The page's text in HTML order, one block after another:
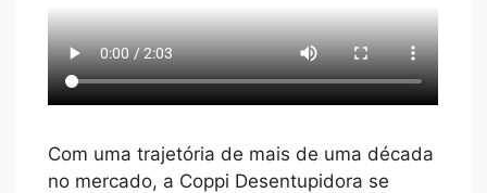
Com uma trajetória de mais de uma década
no mercado, a Coppi Desentupidora se